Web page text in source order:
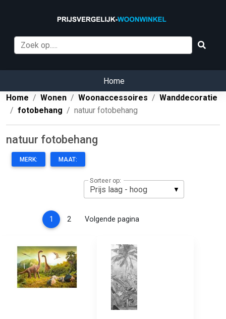
Home
Home
Wonen Woonaccessoires
Wanddecoratie
fotobehang
natuur fotobehang
natuur fotobehang
MERK: MAAT:
Sorteer op:
1 (current)
2 Volgende pagina